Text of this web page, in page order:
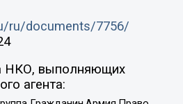
ru/documents/7756/
НКО, выполняющих
агента: